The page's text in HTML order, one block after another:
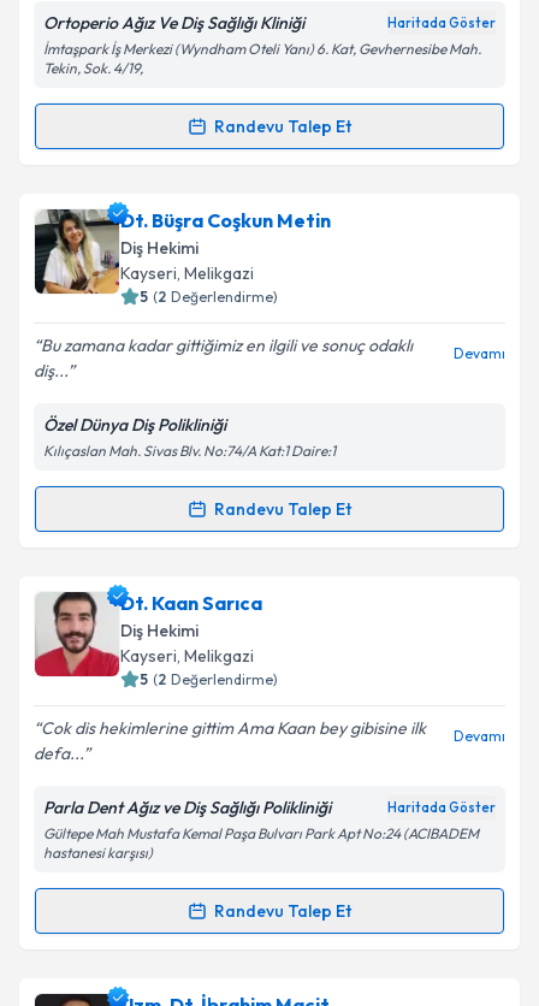
Ortoperio Ağız Ve Diş Sağlığı Kliniği Haritada Göster
İmtaşpark İş Merkezi (Wyndham Oteli Yanı) 6. Kat, Gevhernesibe Mah.
Tekin, Sok. 4/19,
Randevu Talep Et
Randevu Takvimi Talebi
Uzm. Dt. Firdevs Çınariçin randevu takvimi talebi
oluşturun. Size bu uzmandan randevu almanız için bir
takvim hazırlandığında e-posta ile bilgilendireceğiz.
Kişisel verilerimin işlenmesine ilişkin
Metni'ni okudum ve kişisel verilerimin belirtilen
kapsamda işlenmesini kabul ediyorum.
Dt. Büşra Coşkun Metin
Diş Hekimi
Kayseri, Melikgazi
5 (2 Değerlendirme)
Bu zamana kadar gittiğimiz en ilgili ve sonuç odaklı
diş...
Devamı
Özel Dünya Diş Polikliniği
Kılıçaslan Mah. Sivas Blv. No:74/A Kat:1 Daire:1
Randevu Talep Et
Randevu Takvimi Talebi
Dt. Büşra Coşkun Metin
oluşturun. Size bu uzmandan randevu almanız için bir
takvim hazırlandığında e-posta ile bilgilendireceğiz.
Kişisel verilerimin işlenmesine ilişkin
Aydınlatma
Metni'ni okudum ve kişisel verilerimin belirtilen
kapsamda işlenmesini kabul ediyorum.
Takvim Talebini Gönder
Dt. Kaan Sarıca
Diş Hekimi
Kayseri, Melikgazi
5 (2 Değerlendirme)
Cok dis hekimlerine gittim Ama Kaan bey gibisine ilk
defa...
Devamı
Parla Dent Ağız ve Diş Sağlığı Polikliniği Haritada Göster
Gültepe Mah Mustafa Kemal Paşa Bulvarı Park Apt No:24 (ACIBADEM
hastanesi karşısı)
Randevu Talep Et
Randevu Takvimi Talebi